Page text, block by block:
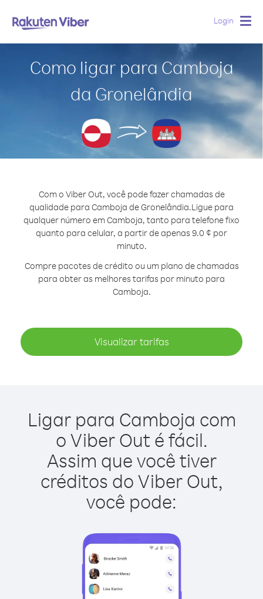
Login
Como ligar para Camboja
da Gronelândia
Com o Viber Out, você pode fazer chamadas de
qualidade para Camboja de Gronelândia.Ligue para
qualquer número em Camboja, tanto para telefone fixo
quanto para celular, a partir de apenas 9.0 ¢ por
minuto.
Compre pacotes de crédito ou um plano de chamadas
para obter as melhores tarifas por minuto para
Camboja.
Visualizar tarifas
Ligar para Camboja com
o Viber Out é fácil.
Assim que você tiver
créditos do Viber Out,
você pode: